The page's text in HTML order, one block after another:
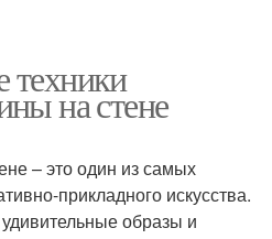
техники
на стене
– это один из самых
прикладного искусства.
образы и